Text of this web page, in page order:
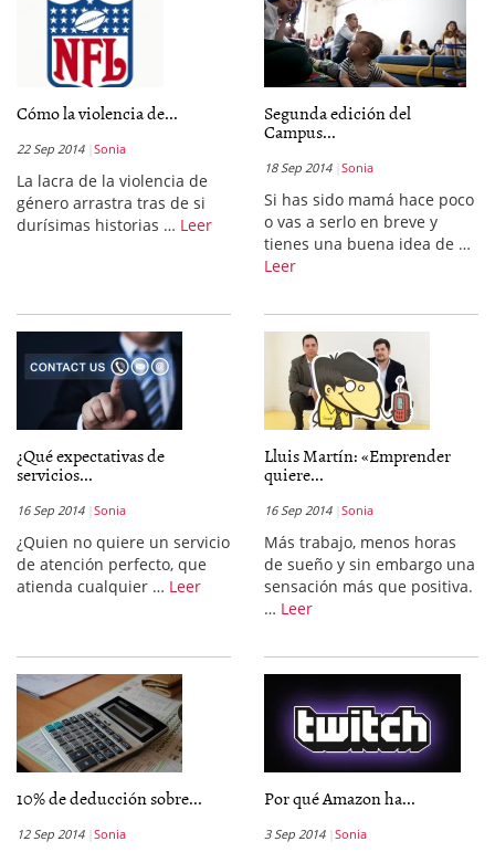
Cómo la violencia de...
22 Sep 2014 Sonia
La lacra de la violencia de
género arrastra tras de si
durísimas historias … Leer
Segunda edición del
Campus...
18 Sep 2014 Sonia
Si has sido mamá hace poco
o vas a serlo en breve y
tienes una buena idea de …
Leer
¿Qué expectativas de
servicios...
16 Sep 2014 Sonia
¿Quien no quiere un servicio
de atención perfecto, que
atienda cualquier … Leer
Lluis Martín: «Emprender
quiere...
16 Sep 2014 Sonia
Más trabajo, menos horas
de sueño y sin embargo una
sensación más que positiva.
… Leer
10% de deducción sobre...
12 Sep 2014 Sonia
Por qué Amazon ha...
3 Sep 2014 Sonia